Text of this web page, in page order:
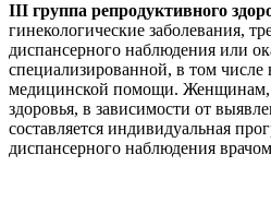
III группа репродуктивного
гинекологические заболевания,
диспансерного наблюдения или
специализированной, в том числе
медицинской помощи. Женщинам,
здоровья, в зависимости от
составляется индивидуальная
диспансерного наблюдения